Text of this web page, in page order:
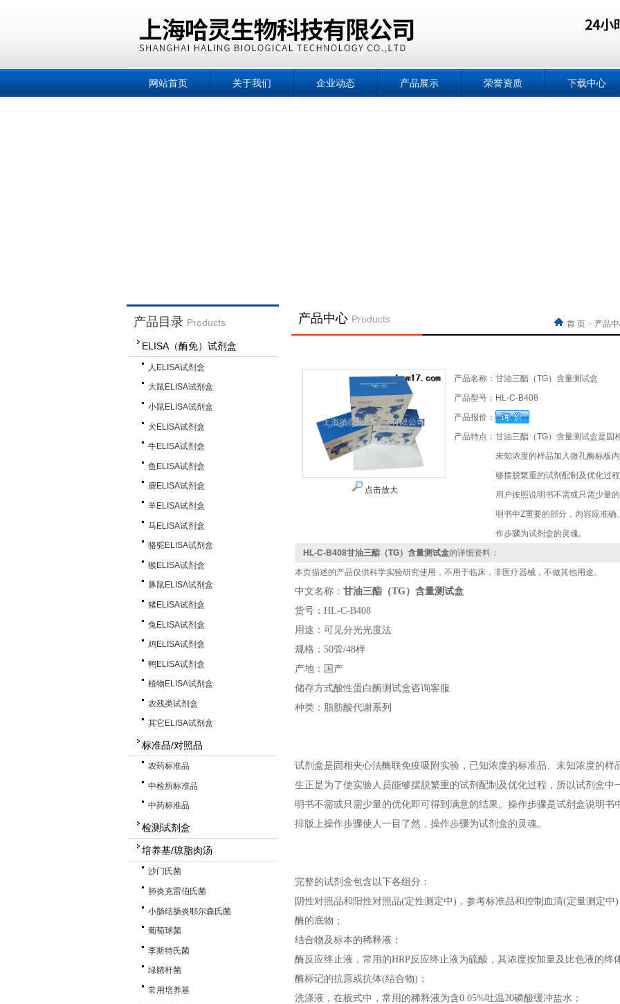
网站首页 关于我们 企业动态 产品展示 荣誉资质 下载中心
产品目录 Products
ELISA（酶免）试剂盒
人ELISA试剂盒
大鼠ELISA试剂盒
小鼠ELISA试剂盒
犬ELISA试剂盒
牛ELISA试剂盒
鱼ELISA试剂盒
鹿ELISA试剂盒
羊ELISA试剂盒
马ELISA试剂盒
骆驼ELISA试剂盒
猴ELISA试剂盒
豚鼠ELISA试剂盒
猪ELISA试剂盒
兔ELISA试剂盒
鸡ELISA试剂盒
鸭ELISA试剂盒
植物ELISA试剂盒
农残类试剂盒
其它ELISA试剂盒
标准品/对照品
农药标准品
中检所标准品
中药标准品
检测试剂盒
培养基/琼脂肉汤
沙门氏菌
肺炎克雷伯氏菌
小肠结肠炎耶尔森氏菌
葡萄球菌
李斯特氏菌
绿脓杆菌
常用培养基
产品中心 Products 首 页 > 产品
点击放大
产品名称： 甘油三酯（TG）含量测试盒
产品型号： HL-C-B408
产品报价：
产品特点： 甘油三酯（TG）含量测试盒是固
未知浓度的样品加入微孔酶标板
够摆脱繁重的试剂配制及优化过
用户按照说明书不需或只需少量
明书中Z重要的部分，内容应准
作步骤为试剂盒的灵魂。
HL-C-B408甘油三酯（TG）含量测试盒的详细资料：
本页描述的产品仅供科学实验研究使用，不用于临床，非医疗器械，不做其他用途。
中文名称 ： 甘油三酯（TG）含量测试盒
货号：HL-C-B408
用途：可见分光光度法
规格：50管/48样
产地：国产
储存方式酸性蛋白酶测试盒咨询客服
种类：脂肪酸代谢系列
试剂盒是固相夹心法酶联免疫吸附实验，已知浓度的标准品、未知浓度的
生正是为了使实验人员能够摆脱繁重的试剂配制及优化过程，所以试剂盒
明书不需或只需少量的优化即可得到满意的结果。操作步骤是试剂盒说明书
排版上操作步骤使人一目了然，操作步骤为试剂盒的灵魂。
完整的试剂盒包含以下各组分：
阴性对照品和阳性对照品(定性测定中)，参考标准品和控制血清(定量测定中)
酶的底物；
结合物及标本的稀释液；
酶反应终止液，常用的HRP反应终止液为硫酸，其浓度按加量及比色液的终
酶标记的抗原或抗体(结合物)；
洗涤液，在板式中，常用的稀释液为含0.05%吐温20磷酸缓冲盐水；